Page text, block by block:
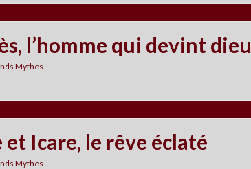
l’homme qui devint dieu
Mythes
et Icare, le rêve éclaté
Mythes